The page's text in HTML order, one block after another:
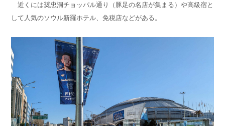
近くには奨忠洞チョッパル通り（豚足の名店が集まる）や高級宿と
して人気のソウル新羅ホテル、免税店などがある。